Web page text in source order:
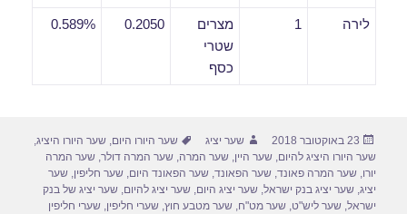
לירה 1
מצרים
שטרי
כסף
0.2050
0.589%
פורסם
בתאריך
23 באוקטובר 2018 מחבר
שער יציג תגיות
שער היורו היום,שער היורו היציג,
שער היורו היציג להיום,שער היין,שער המרה,שער המרה דולר,שער המרה
יורו,שער המרה פאונד,שער הפאונד,שער הפאונד היום,שער חליפין,שער
יציג,שער יציג בנק ישראל,שער יציג היום,שער יציג להיום,שער יציג של בנק
ישראל,שער ליש"ט,שער מט"ח,שער מטבע חוץ,שערי חליפין,שערי חליפין